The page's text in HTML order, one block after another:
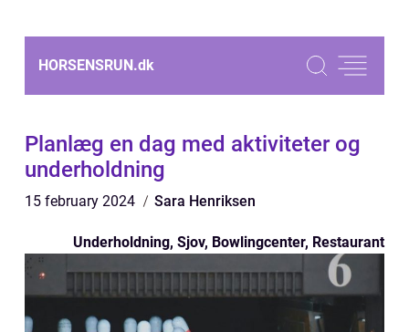
HORSENSRUN.dk
Planlæg en dag med aktiviteter og
underholdning
15 february 2024 Sara Henriksen
Underholdning, Sjov, Bowlingcenter, Restaurant